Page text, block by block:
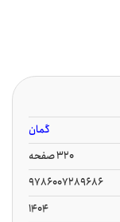
گمان
320 صفحه
9786007289686
1404